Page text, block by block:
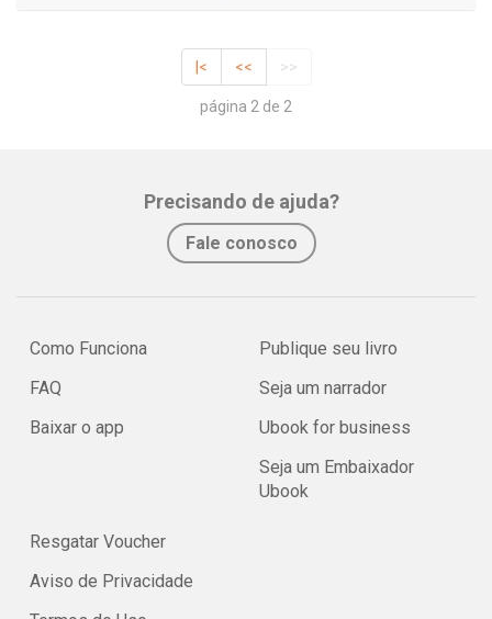
|< << >>
página 2 de 2
Precisando de ajuda?
Fale conosco
Como Funciona
FAQ
Baixar o app
Publique seu livro
Seja um narrador
Ubook for business
Seja um Embaixador
Ubook
Resgatar Voucher
Aviso de Privacidade